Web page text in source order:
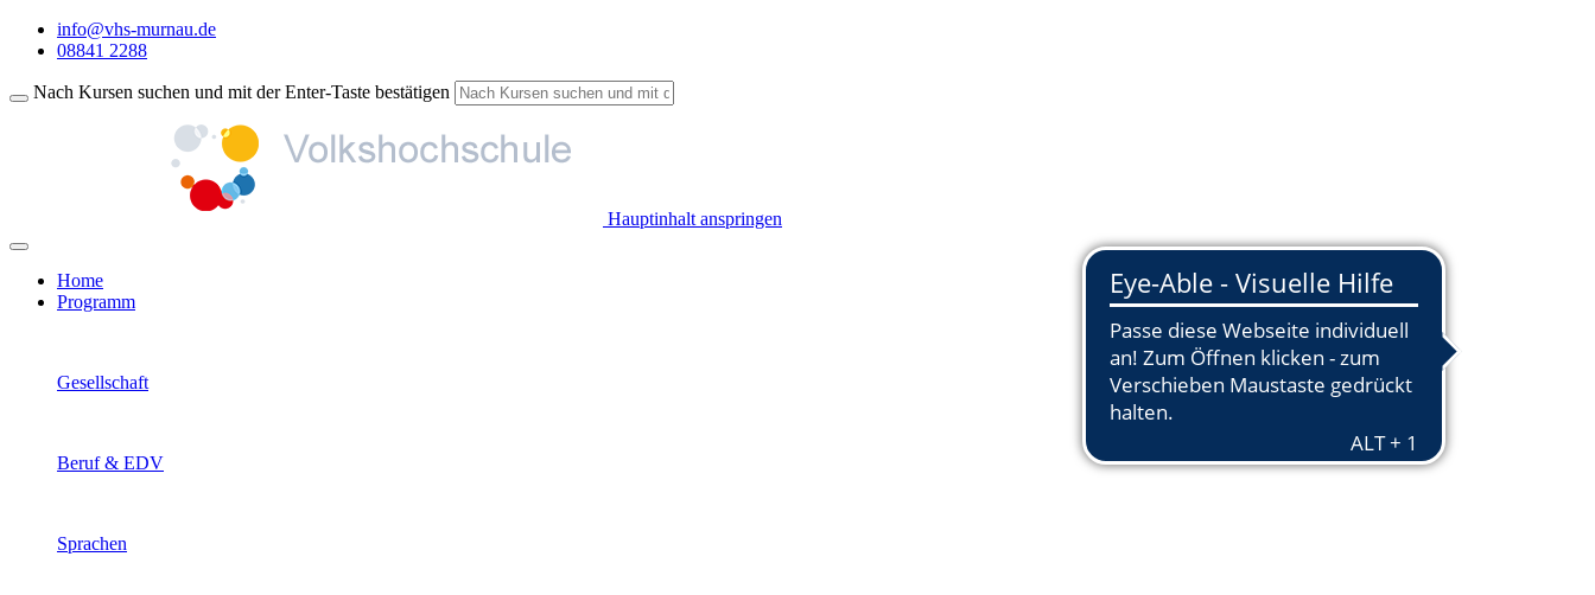
info@vhs-murnau.de
08841 2288
Nach Kursen suchen und mit der Enter-Taste bestätigen
Hauptinhalt anspringen
Home
Programm
Gesellschaft
Beruf & EDV
Sprachen